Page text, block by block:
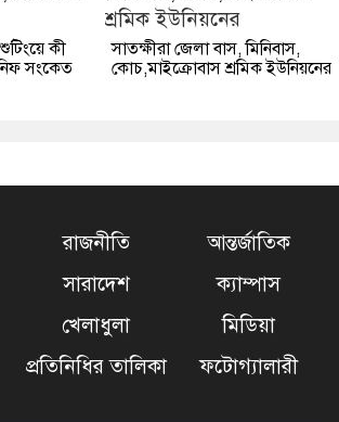
কী
সংকেত
সাতক্ষীরা জেলা বাস, মিনিবাস,
কোচ,মাইক্রোবাস শ্রমিক ইউনিয়নের
রাজনীতি
আন্তর্জাতিক
সারাদেশ
ক্যাম্পাস
খেলাধুলা
মিডিয়া
প্রতিনিধির তালিকা ফটোগ্যালারী